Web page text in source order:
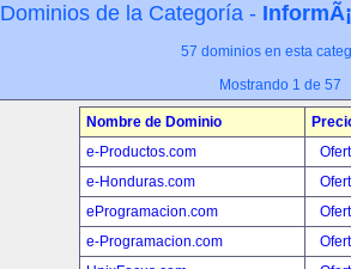
Dominios de la Categoría -
57 dominios en esta
Mostrando 1 de 57
Nombre de Dominio
e-Productos.com
e-Honduras.com
eProgramacion.com
e-Programacion.com